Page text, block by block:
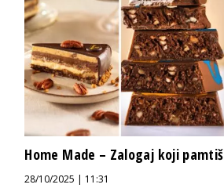
Home Made – Zalogaj koji pamtiš
28/10/2025 | 11:31